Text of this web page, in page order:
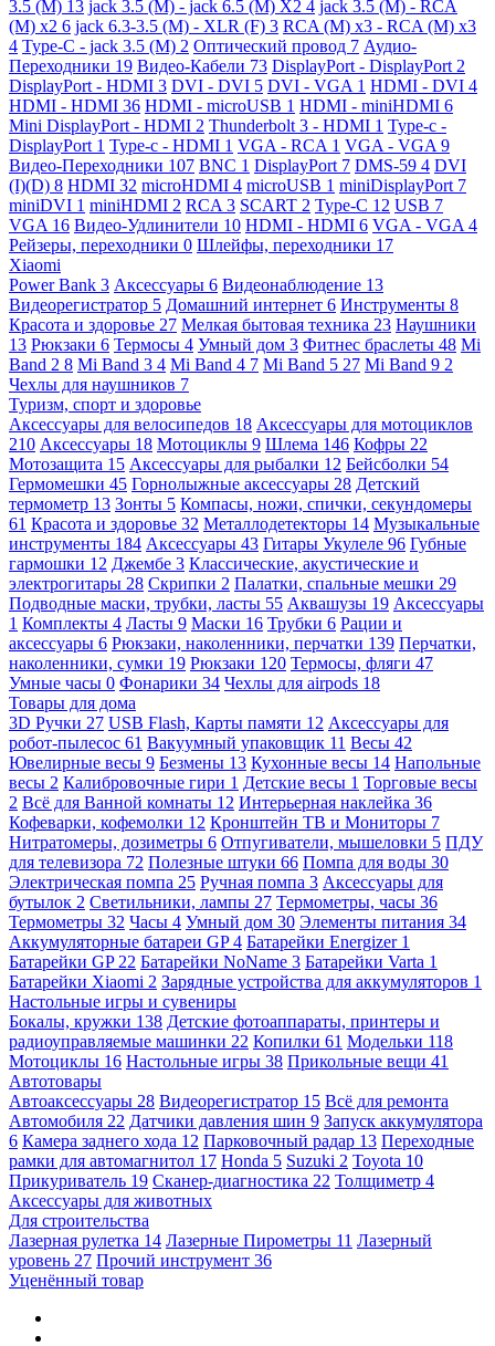
3.5 (M) 13 jack 3.5 (M) - jack 6.5 (M) X2 4 jack 3.5 (M) - RCA
(M) x2 6 jack 6.3-3.5 (M) - XLR (F) 3 RCA (M) x3 - RCA (M) x3
4 Type-C - jack 3.5 (M) 2 Оптический провод 7 Аудио-
Переходники 19 Видео-Кабели 73 DisplayPort - DisplayPort 2
DisplayPort - HDMI 3 DVI - DVI 5 DVI - VGA 1 HDMI - DVI 4
HDMI - HDMI 36 HDMI - microUSB 1 HDMI - miniHDMI 6
Mini DisplayPort - HDMI 2 Thunderbolt 3 - HDMI 1 Type-c -
DisplayPort 1 Type-c - HDMI 1 VGA - RCA 1 VGA - VGA 9
Видео-Переходники 107 BNC 1 DisplayPort 7 DMS-59 4 DVI
(I)(D) 8 HDMI 32 microHDMI 4 microUSB 1 miniDisplayPort 7
miniDVI 1 miniHDMI 2 RCA 3 SCART 2 Type-C 12 USB 7
VGA 16 Видео-Удлинители 10 HDMI - HDMI 6 VGA - VGA 4
Рейзеры, переходники 0 Шлейфы, переходники 17
Xiaomi
Power Bank 3 Аксессуары 6 Видеонаблюдение 13
Видеорегистратор 5 Домашний интернет 6 Инструменты 8
Красота и здоровье 27 Мелкая бытовая техника 23 Наушники
13 Рюкзаки 6 Термосы 4 Умный дом 3 Фитнес браслеты 48 Mi
Band 2 8 Mi Band 3 4 Mi Band 4 7 Mi Band 5 27 Mi Band 9 2
Чехлы для наушников 7
Туризм, спорт и здоровье
Аксессуары для велосипедов 18 Аксессуары для мотоциклов
210 Аксессуары 18 Мотоциклы 9 Шлема 146 Кофры 22
Мотозащита 15 Аксессуары для рыбалки 12 Бейсболки 54
Гермомешки 45 Горнолыжные аксессуары 28 Детский
термометр 13 Зонты 5 Компасы, ножи, спички, секундомеры
61 Красота и здоровье 32 Металлодетекторы 14 Музыкальные
инструменты 184 Аксессуары 43 Гитары Укулеле 96 Губные
гармошки 12 Джембе 3 Классические, акустические и
электрогитары 28 Скрипки 2 Палатки, спальные мешки 29
Подводные маски, трубки, ласты 55 Аквашузы 19 Аксессуары
1 Комплекты 4 Ласты 9 Маски 16 Трубки 6 Рации и
аксессуары 6 Рюкзаки, наколенники, перчатки 139 Перчатки,
наколенники, сумки 19 Рюкзаки 120 Термосы, фляги 47
Умные часы 0 Фонарики 34 Чехлы для airpods 18
Товары для дома
3D Ручки 27 USB Flash, Карты памяти 12 Аксессуары для
робот-пылесос 61 Вакуумный упаковщик 11 Весы 42
Ювелирные весы 9 Безмены 13 Кухонные весы 14 Напольные
весы 2 Калибровочные гири 1 Детские весы 1 Торговые весы
2 Всё для Ванной комнаты 12 Интерьерная наклейка 36
Кофеварки, кофемолки 12 Кронштейн ТВ и Мониторы 7
Нитратомеры, дозиметры 6 Отпугиватели, мышеловки 5 ПДУ
для телевизора 72 Полезные штуки 66 Помпа для воды 30
Электрическая помпа 25 Ручная помпа 3 Аксессуары для
бутылок 2 Светильники, лампы 27 Термометры, часы 36
Термометры 32 Часы 4 Умный дом 30 Элементы питания 34
Аккумуляторные батареи GP4 Батарейки Energizer 1
Батарейки GP 22 Батарейки NoName 3 Батарейки Varta 1
Батарейки Xiaomi 2 Зарядные устройства для аккумуляторов 1
Настольные игры и сувениры
Бокалы, кружки 138 Детские фотоаппараты, принтеры и
радиоуправляемые машинки 22 Копилки 61 Модельки 118
Мотоциклы 16 Настольные игры 38 Прикольные вещи 41
Автотовары
Автоаксессуары 28 Видеорегистратор 15 Всё для ремонта
Автомобиля 22 Датчики давления шин 9 Запуск аккумулятора
6 Камера заднего хода 12 Парковочный радар 13 Переходные
рамки для автомагнитол 17 Honda 5 Suzuki 2 Toyota 10
Прикуриватель 19 Сканер-диагностика 22 Толщиметр 4
Аксессуары для животных
Для строительства
Лазерная рулетка 14 Лазерные Пирометры 11 Лазерный
уровень 27 Прочий инструмент 36
Уценённый товар